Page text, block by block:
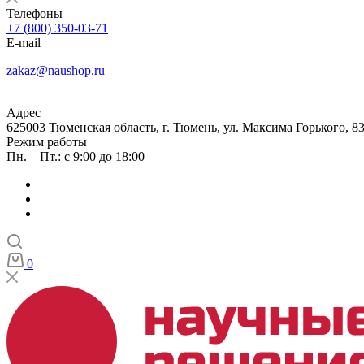
Телефоны
+7 (800) 350-03-71
E-mail
zakaz@naushop.ru
Адрес
625003 Тюменская область, г. Тюмень, ул. Максима Горького,
Режим работы
Пн. – Пт.: с 9:00 до 18:00
0